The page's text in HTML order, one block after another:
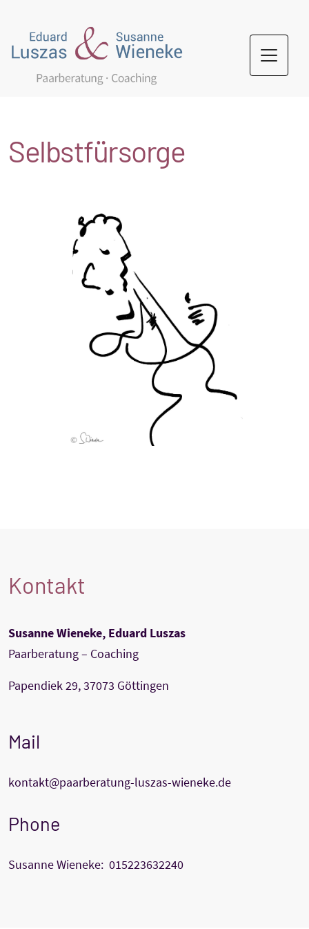
Selbstfürsorge
Kontakt
Susanne Wieneke, Eduard Luszas
Paarberatung – Coaching
Papendiek 29, 37073 Göttingen
Mail
kontakt@paarberatung-luszas-wieneke.de
Phone
Susanne Wieneke: 015223632240